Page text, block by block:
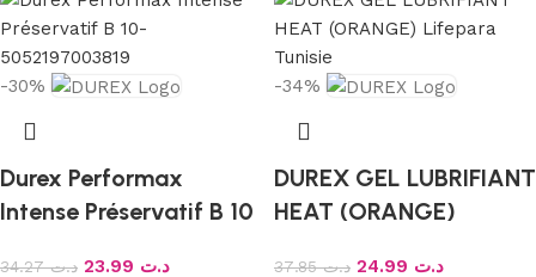
-30%
Durex Performax
Intense Préservatif B 10
د.ت34.27 د.ت
-34%
DUREX GEL LUBRIFIANT
HEAT (ORANGE)
د.ت37.85 د.ت